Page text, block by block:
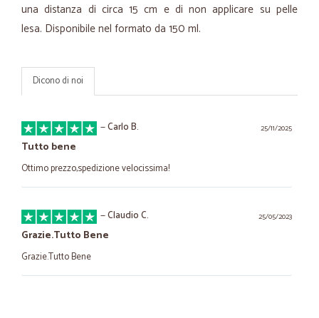
una distanza di circa 15 cm e di non applicare su pelle
lesa. Disponibile nel formato da 150 ml.
Dicono di noi
25/11/2025
—Carlo B.
Tutto bene
Ottimo prezzo,spedizione velocissima!
25/05/2023
—Claudio C.
Grazie.Tutto Bene
Grazie.Tutto Bene